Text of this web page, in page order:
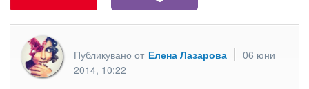
Публикувано от Елена Лазарова
06 юни
2014, 10:22